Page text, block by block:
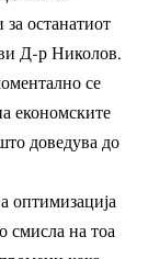
останатиот
Д-р Николов.
се
економските
доведува до
оптимизација
смисла на тоа